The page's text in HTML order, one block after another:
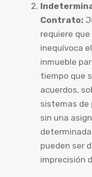
Contrato:
requiere
inequívoca
inmueble
tiempo que
acuerdos,
sistemas
sin una
pueden ser
imprecisión